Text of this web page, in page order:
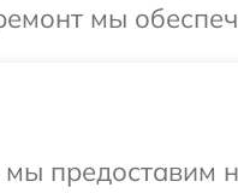
мы
предоставим